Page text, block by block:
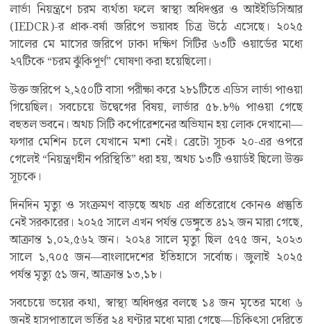
লার্ভা নিয়ন্ত্রণে চরম ব্যর্থতা ফলে স্বাস্থ্য অধিদপ্তর ও আইইডিসিআর
(IEDCR)-র প্রাক-বর্ষা জরিপে ভয়াবহ চিত্র উঠে এসেছে। ২০২৫
সালের মে মাসের জরিপে ঢাকা দক্ষিণ সিটির ৬৩টি ওয়ার্ডের মধ্যে
২৭টিকে “চরম ঝুঁকিপূর্ণ” ঘোষণা করা হয়েছিলো।
উক্ত জরিপে ২,২৫০টি বাসা পরীক্ষা করে ২৮১টিতে এডিস লার্ভা পাওয়া
গিয়েছিল। সবচেয়ে উদ্বেগের বিষয়, লার্ভার ৫৮.৮% পাওয়া গেছে
বহুতল ভবনে। অথচ সিটি কর্পোরেশনের অভিযান হয় লোক দেখানো—
ফগার মেশিন চলে যেখানে মশা নেই। ব্রেটো সূচক ২০-এর ওপরে
গেলেই “নিয়ন্ত্রণহীন পরিস্থিতি” ধরা হয়, অথচ ১৩টি ওয়ার্ডই ছিলো উক্ত
সূচকে।
দিনদিন মৃত্যু ও সংক্রমণ বাড়ছে অথচ এর প্রতিরোধে কোনও প্রস্তুতি
নেই সরকারের। ২০২৫ সালে এখন পর্যন্ত ডেঙ্গুতে ৪১২ জন মারা গেছে,
আক্রান্ত ১,০২,৫৬২ জন। ২০২৪ সালে মৃত্যু ছিল ৫৭৫ জন, ২০২৩
সালে ১,৭০৫ জন—বাংলাদেশের ইতিহাসে সর্বোচ্চ। জুলাই ২০২৫
পর্যন্ত মৃত্যু ৫১ জন, আক্রান্ত ১৩,১৮।
সবচেয়ে ভয়ের কথা, স্বাস্থ্য অধিদপ্তর বলছে ১৪ জন মৃতের মধ্যে ৬